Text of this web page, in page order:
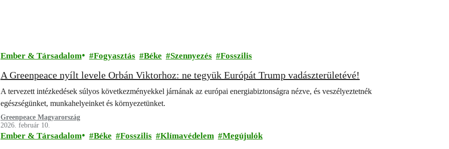
Ember & Társadalom Fogyasztás Béke Szennyezés Fosszilis
A Greenpeace nyílt levele Orbán Viktorhoz: ne tegyük Európát Trump vadászterületévé!
A tervezett intézkedések súlyos következményekkel járnának az európai energiabiztonságra nézve, és veszélyeztetnék
egészségünket, munkahelyeinket és környezetünket.
Greenpeace Magyarország
2026. február 10.
Ember & Társadalom Béke Fosszilis Klímavédelem Megújulók